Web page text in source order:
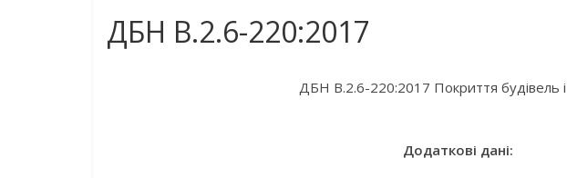
ДБН В.2.6-220:2017
ДБН В.2.6-220:2017 Покриття будівель
Додаткові дані: